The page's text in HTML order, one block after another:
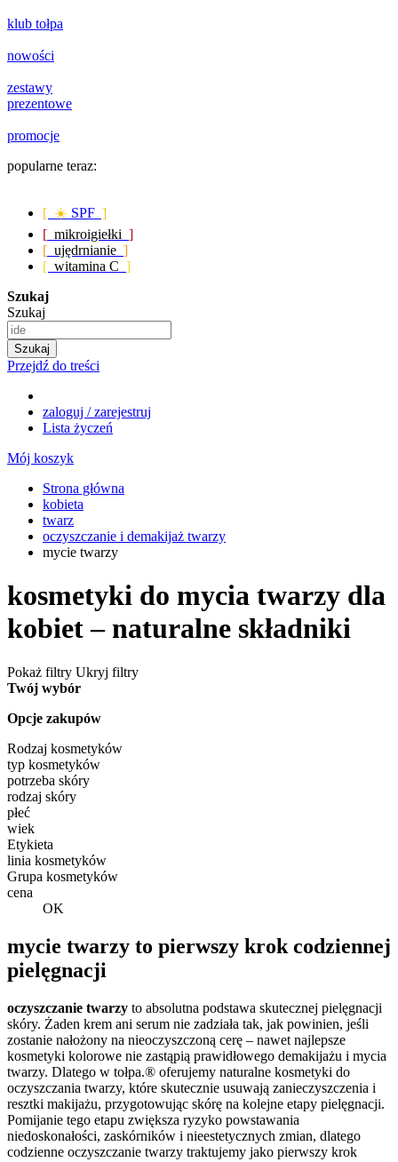
klub tołpa
nowości
zestawy
prezentowe
promocje
popularne teraz:
[ ☀️ SPF ]
[ mikroigiełki ]
[ ujędrnianie ]
[ witamina C ]
Szukaj
Szukaj
Szukaj
Przejdź do treści
zaloguj / zarejestruj
Lista życzeń
Mój koszyk
Strona główna
kobieta
twarz
oczyszczanie i demakijaż twarzy
mycie twarzy
kosmetyki do mycia twarzy dla
kobiet – naturalne składniki
Pokaż filtry Ukryj filtry
Twój wybór
Opcje zakupów
Rodzaj kosmetyków
typ kosmetyków
potrzeba skóry
rodzaj skóry
płeć
wiek
Etykieta
linia kosmetyków
Grupa kosmetyków
cena
OK
mycie twarzy to pierwszy krok codziennej
pielęgnacji
oczyszczanie twarzy to absolutna podstawa skutecznej pielęgnacji
skóry. Żaden krem ani serum nie zadziała tak, jak powinien, jeśli
zostanie nałożony na nieoczyszczoną cerę – nawet najlepsze
kosmetyki kolorowe nie zastąpią prawidłowego demakijażu i mycia
twarzy. Dlatego w tołpa.® oferujemy naturalne kosmetyki do
oczyszczania twarzy, które skutecznie usuwają zanieczyszczenia i
resztki makijażu, przygotowując skórę na kolejne etapy pielęgnacji.
Pomijanie tego etapu zwiększa ryzyko powstawania
niedoskonałości, zaskórników i nieestetycznych zmian, dlatego
codzienne oczyszczanie twarzy traktujemy jako pierwszy krok